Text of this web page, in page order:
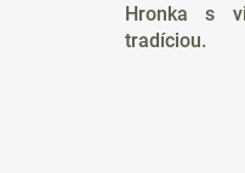
Hronka s
tradíciou.